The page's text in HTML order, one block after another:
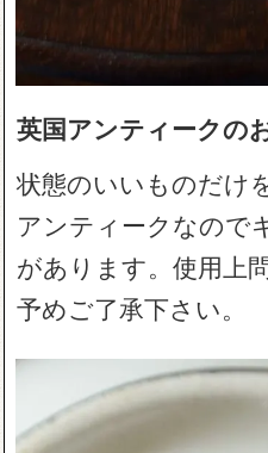
英国アンティークの
状態のいいものだけ
アンティークなので
があります。使用上
予めご了承下さい。